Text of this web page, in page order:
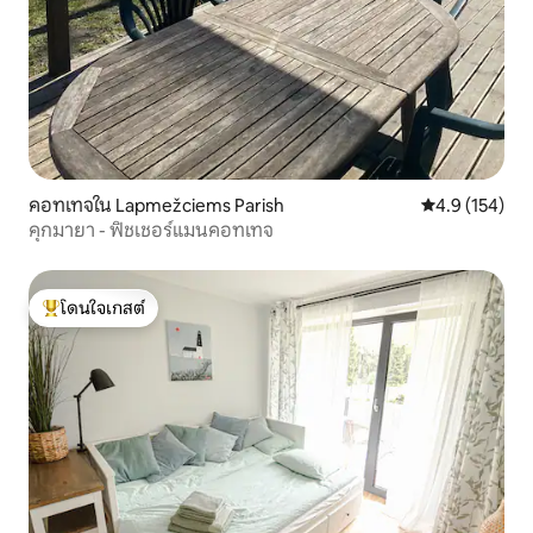
คอทเทจใน Lapmežciems Parish คะแนนเฉลี่ย
4.9 (154)
คุกมายา - ฟิชเชอร์แมนคอทเทจ
โดนใจเกสต์ที่สุด
โดนใจเกสต์